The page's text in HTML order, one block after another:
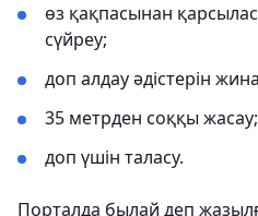
өз қақпасынан
сүйреу;
доп алдау әдістерін
35 метрден соққы жасау;
доп үшін таласу.
Порталда былай деп